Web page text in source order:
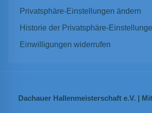
Privatsphäre-Einstellungen ändern
Historie der Privatsphäre-
Einwilligungen widerrufen
Dachauer Hallenmeisterschaft e.V. |